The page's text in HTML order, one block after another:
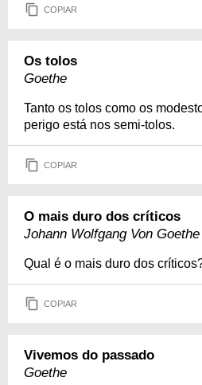
COPIAR
Os tolos
Goethe
Tanto os tolos como os
perigo está nos semi-tolos.
COPIAR
O mais duro dos críticos
Johann Wolfgang Von Goethe
Qual é o mais duro dos
COPIAR
Vivemos do passado
Goethe